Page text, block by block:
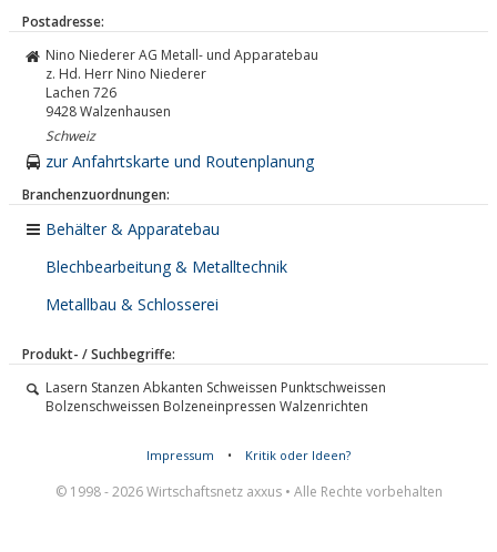
Postadresse:
Nino Niederer AG Metall- und Apparatebau
z. Hd. Herr Nino Niederer
Lachen 726
9428Walzenhausen
Schweiz
zur Anfahrtskarte und Routenplanung
Branchenzuordnungen:
Behälter & Apparatebau
Blechbearbeitung & Metalltechnik
Metallbau & Schlosserei
Produkt- / Suchbegriffe:
Lasern Stanzen Abkanten Schweissen Punktschweissen
Bolzenschweissen Bolzeneinpressen Walzenrichten
Impressum • Kritik oder Ideen?
© 1998 - 2026 Wirtschaftsnetz axxus • Alle Rechte vorbehalten